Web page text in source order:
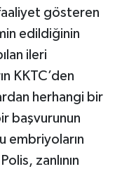
gösteren
edildiğinin
ileri
KKTC’den
herhangi bir
başvurunun
embriyoların
zanlının